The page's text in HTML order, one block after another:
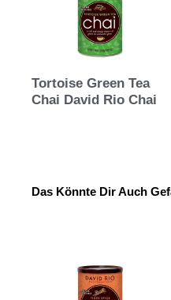
Tortoise Green Tea
Chai David Rio Chai
Das Könnte Dir Auch